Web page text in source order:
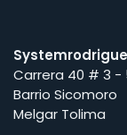
Carrera 40 # 3 -
Barrio Sicomoro
Melgar Tolima